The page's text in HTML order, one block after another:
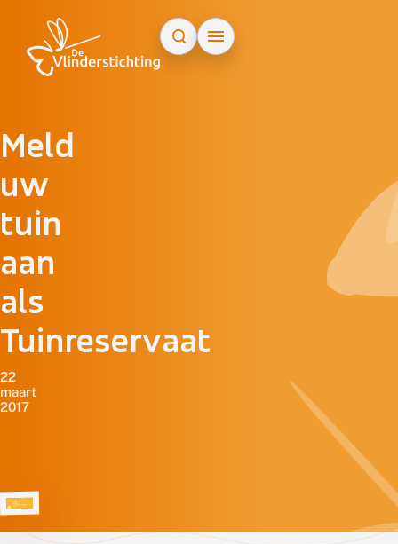
Meld
uw
tuin
aan
als
Tuinreservaat
22
maart
2017